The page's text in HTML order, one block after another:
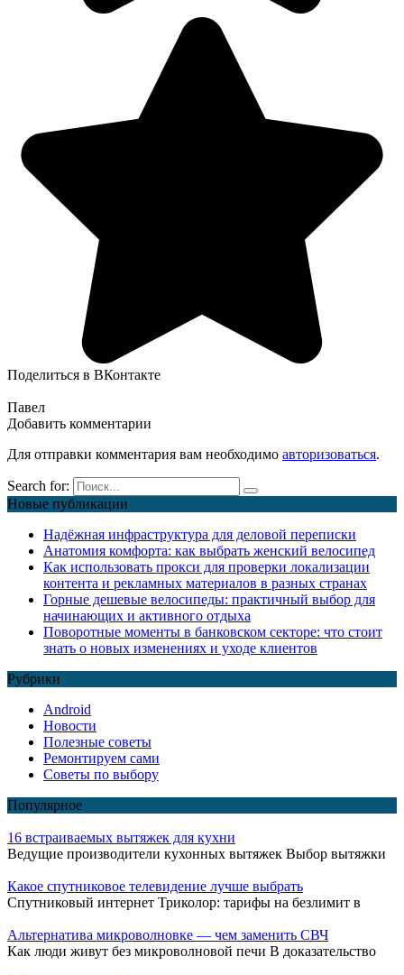
Поделиться в ВКонтакте
Павел
Добавить комментарии
Для отправки комментария вам необходимо авторизоваться.
Search for:
Новые публикации
Надёжная инфраструктура для деловой переписки
Анатомия комфорта: как выбрать женский велосипед
Как использовать прокси для проверки локализации
контента и рекламных материалов в разных странах
Горные дешевые велосипеды: практичный выбор для
начинающих и активного отдыха
Поворотные моменты в банковском секторе: что стоит
знать о новых изменениях и уходе клиентов
Рубрики
Android
Новости
Полезные советы
Ремонтируем сами
Советы по выбору
Популярное
16 встраиваемых вытяжек для кухни
Ведущие производители кухонных вытяжек Выбор вытяжки
Какое спутниковое телевидение лучше выбрать
Спутниковый интернет Триколор: тарифы на безлимит в
Альтернатива микроволновке — чем заменить СВЧ
Как люди живут без микроволновой печи В доказательство